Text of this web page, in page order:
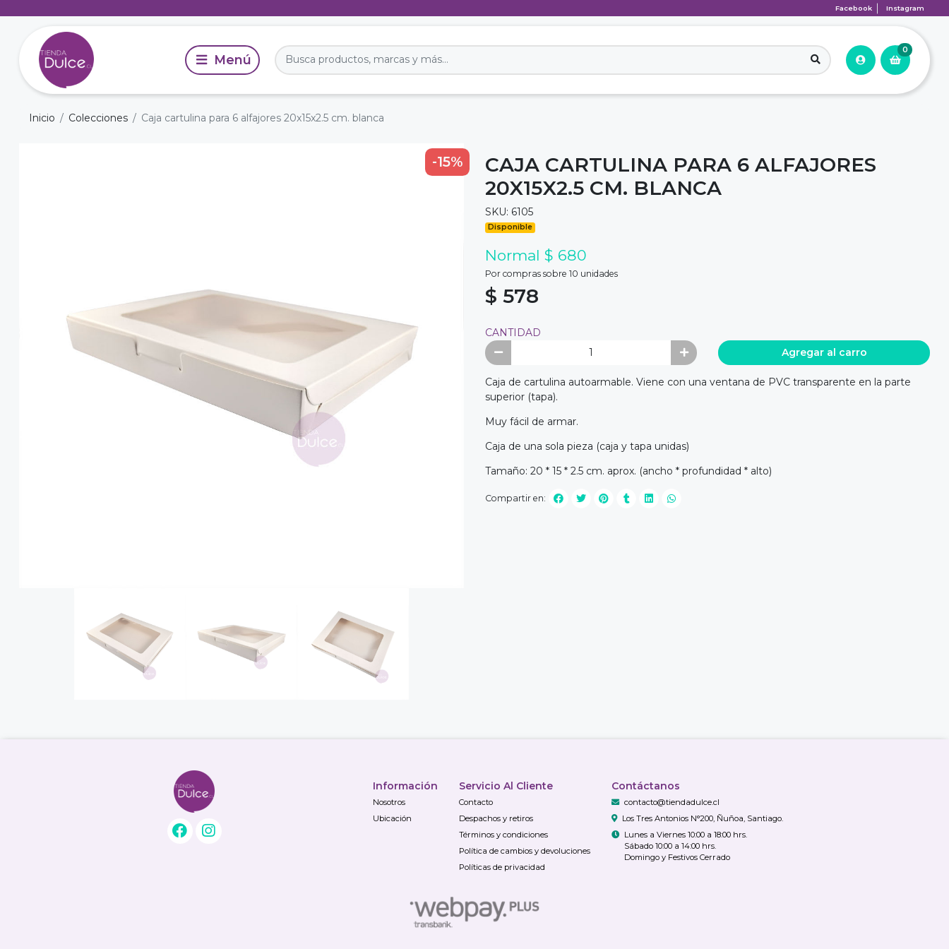
Facebook Instagram
0
Inicio Colecciones Caja cartulina para 6 alfajores 20x15x2.5 cm. blanca
-15%
CAJA CARTULINA PARA 6 ALFAJORES
20X15X2.5 CM. BLANCA
SKU: 6105
Disponible
Normal $ 680
Por compras sobre 10 unidades
$ 578
CANTIDAD
Agregar al carro
Caja de cartulina autoarmable. Viene con una ventana de PVC transparente en la parte
superior (tapa).
Muy fácil de armar.
Caja de una sola pieza (caja y tapa unidas)
Tamaño: 20 * 15 * 2.5 cm. aprox. (ancho * profundidad * alto)
Compartir en:
Información
Nosotros
Ubicación
Servicio Al Cliente
Contacto
Despachos y retiros
Términos y condiciones
Política de cambios y devoluciones
Políticas de privacidad
Contáctanos
contacto@tiendadulce.cl
Los Tres Antonios N°200, Ñuñoa, Santiago.
Lunes a Viernes 10:00 a 18:00 hrs.
Sábado 10:00 a 14:00 hrs.
Domingo y Festivos Cerrado